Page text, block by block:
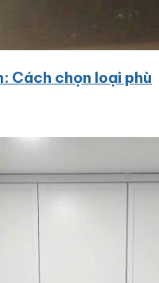
Cách chọn loại phù